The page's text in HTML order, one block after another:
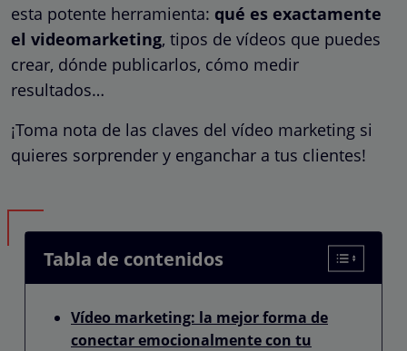
esta potente herramienta: qué es exactamente
el videomarketing, tipos de vídeos que puedes
crear, dónde publicarlos, cómo medir
resultados…
¡Toma nota de las claves del vídeo marketing si
quieres sorprender y enganchar a tus clientes!
Tabla de contenidos
Vídeo marketing: la mejor forma de
conectar emocionalmente con tu